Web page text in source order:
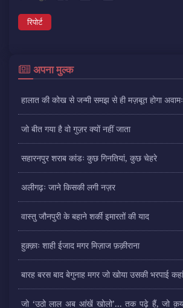
रिपोर्ट
अपना मुल्क
हालात की कोख से जन्मी समझ से ही मज़बूत होगा
जो बीत गया है वो गुज़र क्यों नहीं जाता
सहारनपुर शराब कांडः कुछ गिनतियां, कुछ चेहरे
अलीगढ़ः जाने किसकी लगी नज़र
वास्तु जौनपुरी के बहाने शर्की इमारतों की याद
हुक़्क़ाः शाही ईजाद मगर मिज़ाज फ़क़ीराना
बारह बरस बाद बेगुनाह मगर जो खोया उसकी भरपाई कहां
जो ‘उठो लाल अब आंखें खोलो’... तक पढ़े हैं, जो